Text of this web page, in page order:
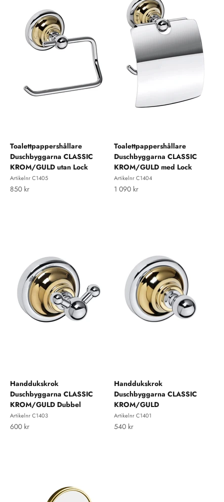
Toalettpappershållare
Duschbyggarna CLASSIC
KROM/GULD utan Lock
Artikelnr C1405
REA-pris
850 kr
Toalettpappershållare
Duschbyggarna CLASSIC
KROM/GULD med Lock
Artikelnr C1404
REA-pris
1 090 kr
Handdukskrok
Duschbyggarna CLASSIC
KROM/GULD Dubbel
Artikelnr C1403
REA-pris
600 kr
Handdukskrok
Duschbyggarna CLASSIC
KROM/GULD
Artikelnr C1401
REA-pris
540 kr